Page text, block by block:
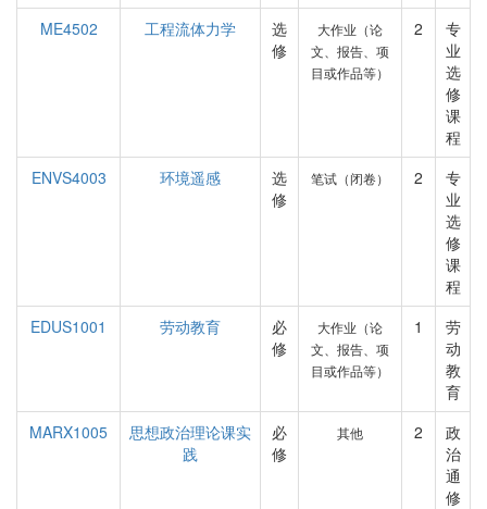
ME4502
工程流体力学
选
修
大作业（论
文、报告、项
目或作品等）
2
专
业
选
修
课
程
ENVS4003
环境遥感
选
修
笔试（闭卷） 2
专
业
选
修
课
程
EDUS1001
劳动教育
必
修
大作业（论
文、报告、项
目或作品等）
1
劳
动
教
育
MARX1005
思想政治理论课实
践
必
修
其他 2
政
治
通
修